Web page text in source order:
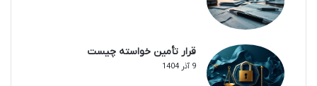
قرار تأمین خواسته چیست
9 آذر 1404